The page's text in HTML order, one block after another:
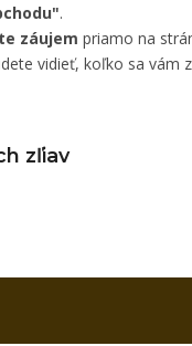
.
záujem priamo na
vidieť, koľko sa vám
zľiav